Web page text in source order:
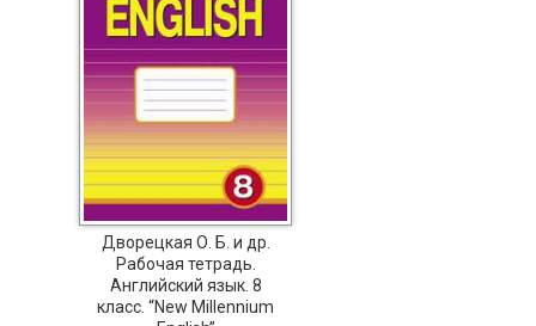
Дворецкая О. Б. и др.
Рабочая тетрадь.
Английский язык. 8
класс. “New Millennium